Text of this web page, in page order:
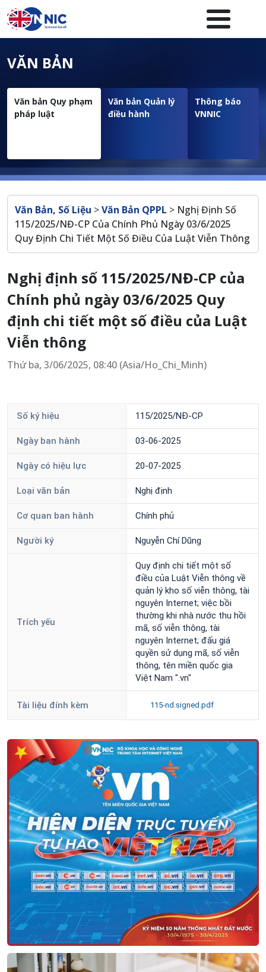
Nhảy đến nội dung
Menuheader của website
VĂN BẢN
Văn bản Quy phạm
pháp luật
Văn bản Quản lý
điều hành
Thông báo
VNNIC
Breadcrumb
Văn Bản, Số Liệu >Văn Bản QPPL > Nghị Định Số
115/2025/NĐ-CP Của Chính Phủ Ngày 03/6/2025
Quy Định Chi Tiết Một Số Điều Của Luật Viễn Thông
Nghị định số 115/2025/NĐ-CP của
Chính phủ ngày 03/6/2025 Quy
định chi tiết một số điều của Luật
Viễn thông
Thứ ba, 3/06/2025, 08:40 (Asia/Ho_Chi_Minh)
Số ký hiệu 115/2025/NĐ-CP
Ngày ban hành 03-06-2025
Ngày có hiệu lực 20-07-2025
Loại văn bản Nghị định
Cơ quan ban hành Chính phủ
Người ký Nguyễn Chí Dũng
Trích yếu
Quy định chi tiết một số
điều của Luật Viễn thông về
quản lý kho số viễn thông, tài
nguyên Internet; việc bồi
thường khi nhà nước thu hồi
mã, số viễn thông, tài
nguyên Internet; đấu giá
quyền sử dụng mã, số viễn
thông, tên miền quốc gia
Việt Nam ".vn"
Tài liệu đính kèm 115-nd.signed.pdf